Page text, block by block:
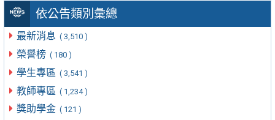
依公告類別彙總
最新消息 ( 3,510 )
榮譽榜 ( 180 )
學生專區 ( 3,541 )
教師專區 ( 1,234 )
獎助學金 ( 121 )